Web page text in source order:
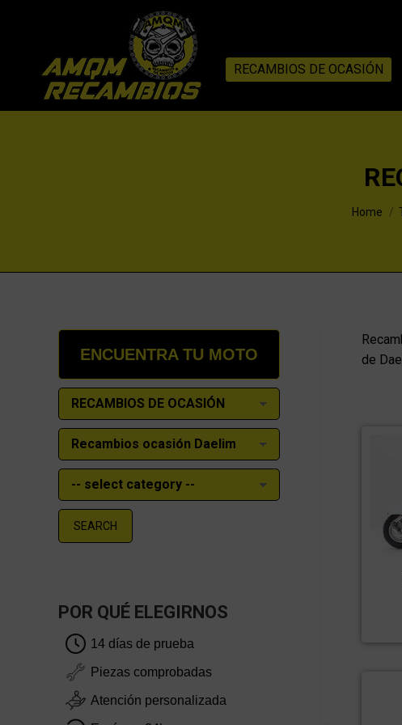
RECAMBIOS DE OCASIÓN
You are
Home
de
ENCUENTRA TU MOTO
SEARCH
POR QUÉ ELEGIRNOS
14 días de prueba
Piezas comprobadas
Atención personalizada